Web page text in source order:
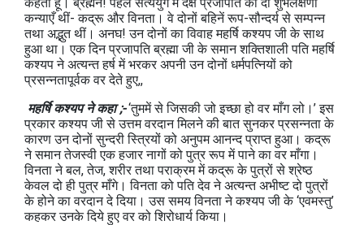
कन्याएँ थीं- कद्रू और विनता। वे दोनों बहिनें रूप-सौन्दर्य से सम्पन्न
तथा अद्भुत थीं। अनघ! उन दोनों का विवाह महर्षि कश्यप जी के साथ
हुआ था। एक दिन प्रजापति ब्रह्मा जी के समान शक्तिशाली पति महर्षि
कश्यप ने अत्यन्त हर्ष में भरकर अपनी उन दोनों धर्मपत्नियों को
प्रसन्नतापूर्वक वर देते हुए,,
महर्षि कश्यप ने कहा ;-‘तुममें से जिसकी जो इच्छा हो वर माँग लो।’ इस
प्रकार कश्यप जी से उत्तम वरदान मिलने की बात सुनकर प्रसन्नता के
कारण उन दोनों सुन्दरी स्त्रियों को अनुपम आनन्द प्राप्त हुआ। कद्रू
ने समान तेजस्वी एक हजार नागों को पुत्र रूप में पाने का वर माँगा।
विनता ने बल, तेज, शरीर तथा पराक्रम में कद्रू के पुत्रों से श्रेष्ठ
केवल दो ही पुत्र माँगे। विनता को पति देव ने अत्यन्त अभीष्ट दो पुत्रों
के होने का वरदान दे दिया। उस समय विनता ने कश्यप जी के ‘एवमस्तु’
कहकर उनके दिये हुए वर को शिरोधार्य किया।